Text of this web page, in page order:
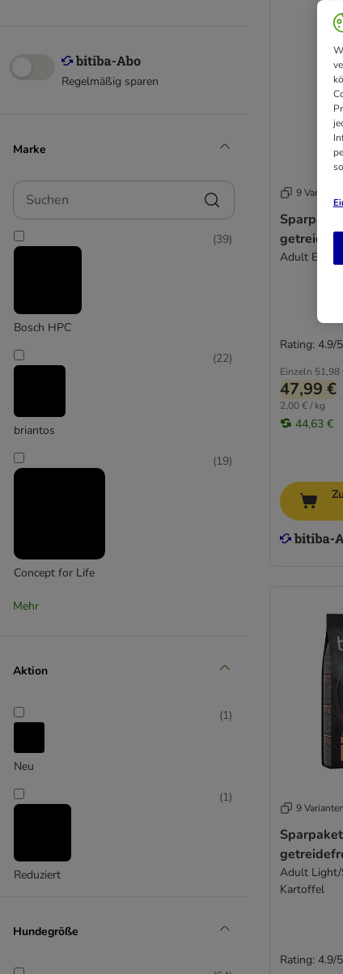
Regelmäßig sparen
Marke
Suchen
Bosch HPC
(39)
briantos
(22)
Concept for Life
(19)
Granatapet
Mehr
Aktion
Neu
(1)
Reduziert
(1)
Hundegröße
9 Varianten
Sparpaket
Adult Ente
Einzeln 51,98
47,99 €
2,00 € / kg
44,63 €
Rating: 4.9/5
9 Varianten
Adult Light/
Kartoffel
Rating: 4.9/5